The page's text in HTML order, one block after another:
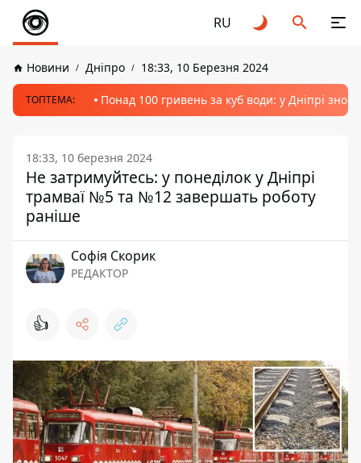
RU
Новини Дніпро 18:33, 10 Березня 2024
ТОПТЕМА: Понад 100 гривень за куб води: у Дніпрі
18:33, 10 березня 2024
Не затримуйтесь: у понеділок у Дніпрі
трамваї №5 та №12 завершать роботу
раніше
Софія Скорик
РЕДАКТОР
👍